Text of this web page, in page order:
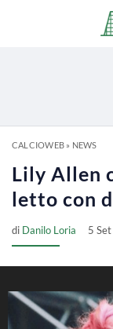
CALCIOWEB» NEWS
Lily Allen
letto con
di Danilo Loria 5